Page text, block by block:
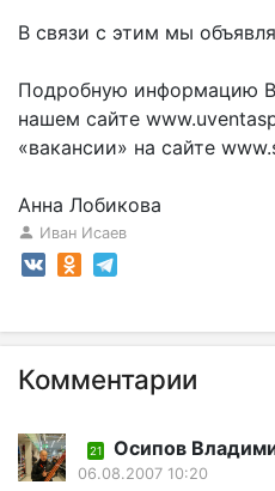
В связи с этим мы
Подробную информацию
нашем сайте
«вакансии» на сайте
Анна Лобикова
Иван Исаев
Комментарии
21 Осипов
06.08.2007 10:20